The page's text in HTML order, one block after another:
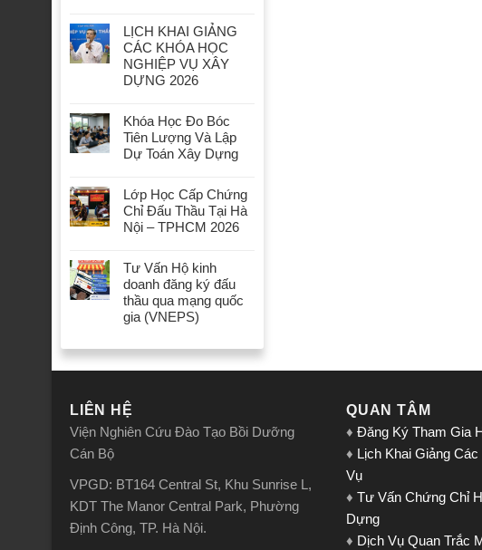
LỊCH KHAI GIẢNG
CÁC KHÓA HỌC
NGHIỆP VỤ XÂY
DỰNG 2026
Khóa Học Đo Bóc
Tiên Lượng Và Lập
Dự Toán Xây Dựng
Lớp Học Cấp Chứng
Chỉ Đấu Thầu Tại Hà
Nội – TPHCM 2026
Tư Vấn Hộ kinh
doanh đăng ký đấu
thầu qua mạng quốc
gia (VNEPS)
LIÊN HỆ
Viện Nghiên Cứu Đào Tạo Bồi Dưỡng
Cán Bộ
VPGD: BT164 Central St, Khu Sunrise L,
KDT The Manor Central Park, Phường
Định Công, TP. Hà Nội.
QUAN TÂM
♦ Đăng Ký Tham Gia
♦ Lịch Khai Giảng
Vụ
♦ Tư Vấn Chứng Chỉ
Dựng
♦ Dịch Vụ Quan Trắc